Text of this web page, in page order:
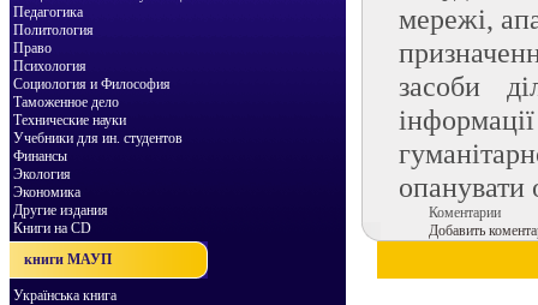
Педагогика
Политология
Право
Психология
Социология и Философия
Таможенное дело
Технические науки
Учебники для ин. студентов
Финансы
Экология
Экономика
Другие издания
Книги на CD
книги МАУП
Українська книга
мережі,
засоби
опанувати
Коментарии
Добавить